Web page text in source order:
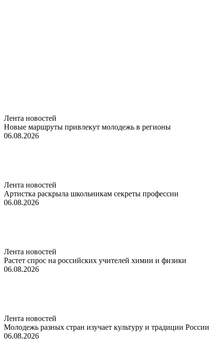
Лента новостей
Новые маршруты привлекут молодежь в регионы
06.08.2026
Лента новостей
Артистка раскрыла школьникам секреты профессии
06.08.2026
Лента новостей
Растет спрос на российских учителей химии и физики
06.08.2026
Лента новостей
Молодежь разных стран изучает культуру и традиции России
06.08.2026